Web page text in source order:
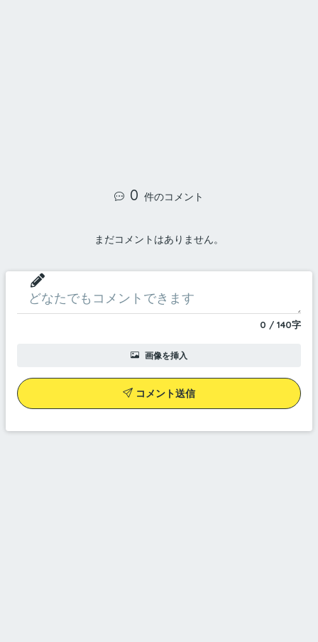
0 件のコメント
まだコメントはありません。
0 / 140字
画像を挿入
コメント送信